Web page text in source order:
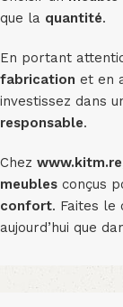
que la quantité.
En portant
fabrication et en
investissez dans
responsable.
Chez www.kitm.re
meubles conçus
confort. Faites le
aujourd’hui que